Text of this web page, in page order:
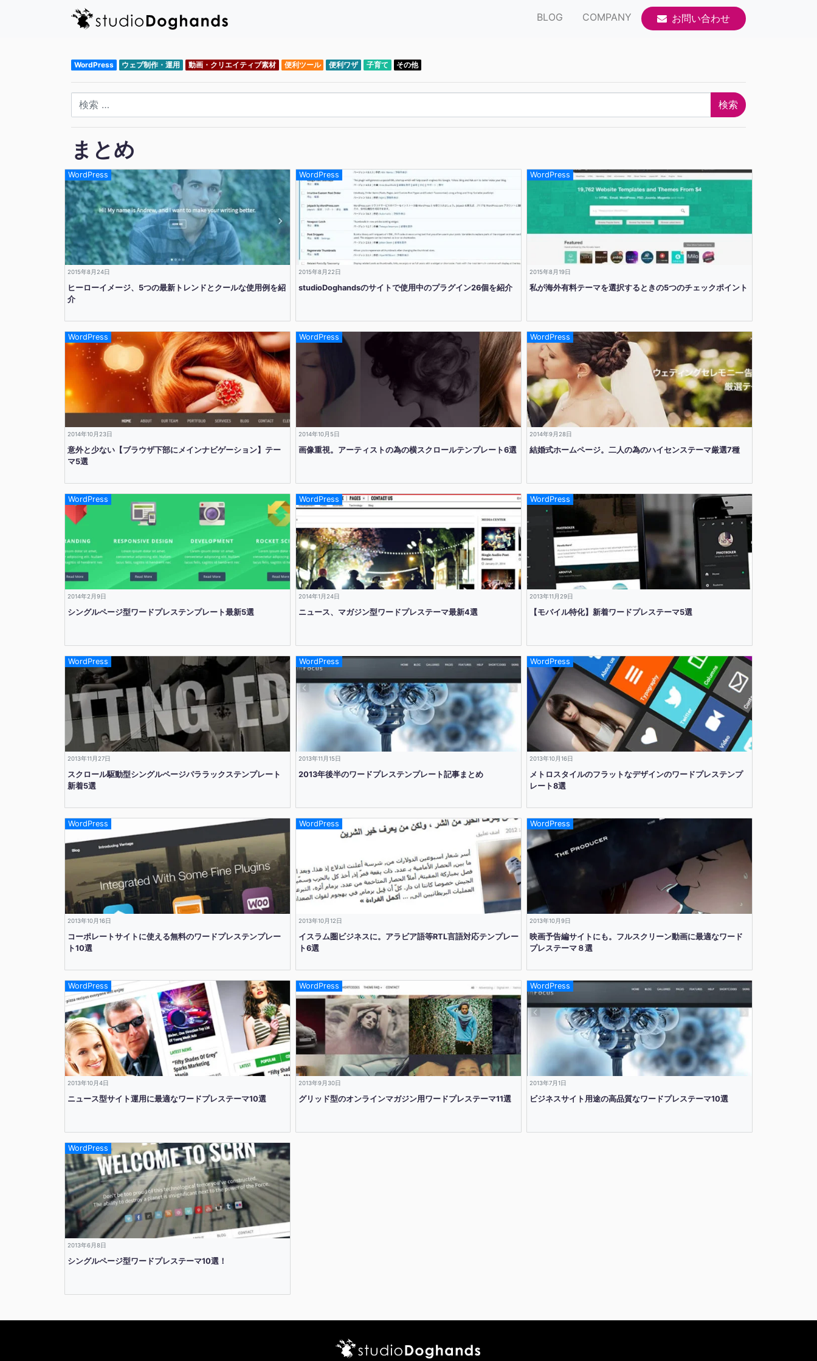
BLOG COMPANY お問い合わせ
WordPress ウェブ制作・運用 動画・クリエイティブ素材 便利ツール 便利ワザ 子育て その他
検索
まとめ
WordPress
2015年8月24日
ヒーローイメージ、5つの最新トレンドとクールな使用例を紹
介
WordPress
2015年8月22日
studioDoghandsのサイトで使用中のプラグイン26個を紹介
WordPress
2015年8月19日
私が海外有料テーマを選択するときの5つのチェックポイント
WordPress
2014年10月23日
意外と少ない【ブラウザ下部にメインナビゲーション】テー
マ5選
WordPress
2014年10月5日
画像重視。アーティストの為の横スクロールテンプレート6選
WordPress
2014年9月28日
結婚式ホームページ。二人の為のハイセンステーマ厳選7種
WordPress
2014年2月9日
シングルページ型ワードプレステンプレート最新5選
WordPress
2014年1月24日
ニュース、マガジン型ワードプレステーマ最新4選
WordPress
2013年11月29日
【モバイル特化】新着ワードプレステーマ5選
WordPress
2013年11月27日
スクロール駆動型シングルページパララックステンプレート
新着5選
WordPress
2013年11月15日
2013年後半のワードプレステンプレート記事まとめ
WordPress
2013年10月16日
メトロスタイルのフラットなデザインのワードプレステンプ
レート8選
WordPress
2013年10月16日
コーポレートサイトに使える無料のワードプレステンプレー
ト10選
WordPress
2013年10月12日
イスラム圏ビジネスに。アラビア語等RTL言語対応テンプレー
ト6選
WordPress
2013年10月9日
映画予告編サイトにも。フルスクリーン動画に最適なワード
プレステーマ８選
WordPress
2013年10月4日
ニュース型サイト運用に最適なワードプレステーマ10選
WordPress
2013年9月30日
グリッド型のオンラインマガジン用ワードプレステーマ11選
WordPress
2013年7月1日
ビジネスサイト用途の高品質なワードプレステーマ10選
WordPress
2013年6月8日
シングルページ型ワードプレステーマ10選！